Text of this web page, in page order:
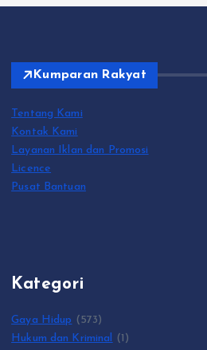
Kumparan Rakyat
Tentang Kami
Kontak Kami
Layanan Iklan dan Promosi
Licence
Pusat Bantuan
Kategori
Gaya Hidup (573)
Hukum dan Kriminal (1)